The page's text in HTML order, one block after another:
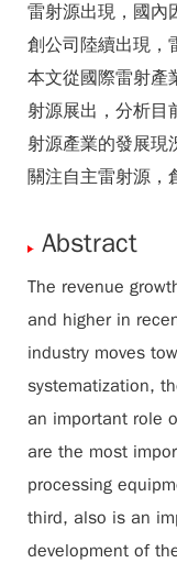
雷射源出現，國內
創公司陸續出現，
本文從國際雷射產
射源展出，分析目
射源產業的發展現
關注自主雷射源，
Abstract
The revenue
and higher in
industry moves
systematization,
an important role
are the most
processing
third, also is an
development of